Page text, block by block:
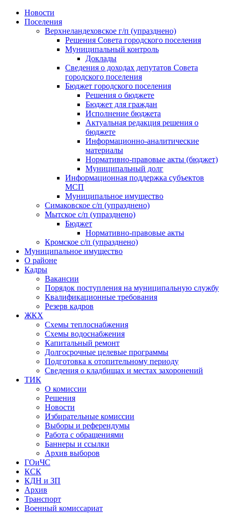
Skip
Новости
Поселения
Верхнеландеховское г/п (упразднено)
Решения Совета городского поселения
Муниципальный контроль
Доклады
Сведения о доходах депутатов Совета
городского поселения
Бюджет городского поселения
Решения о бюджете
Бюджет для граждан
Исполнение бюджета
Актуальная редакция решения о
бюджете
Информационно-аналитические
материалы
Нормативно-правовые акты (бюджет)
Муниципальный долг
Информационная поддержка субъектов
МСП
Муниципальное имущество
Симаковское с/п (упразднено)
Мытское с/п (упразднено)
Бюджет
Нормативно-правовые акты
Кромское с/п (упразднено)
Муниципальное имущество
О районе
Кадры
Вакансии
Порядок поступления на муниципальную службу
Квалификационные требования
Резерв кадров
ЖКХ
Схемы теплоснабжения
Схемы водоснабжения
Капитальный ремонт
Долгосрочные целевые программы
Подготовка к отопительному периоду
Сведения о кладбищах и местах захоронений
ТИК
О комиссии
Решения
Новости
Избирательные комиссии
Выборы и референдумы
Работа с обращениями
Баннеры и ссылки
Архив выборов
ГОиЧС
КСК
КДН и ЗП
Архив
Транспорт
Военный комиссариат